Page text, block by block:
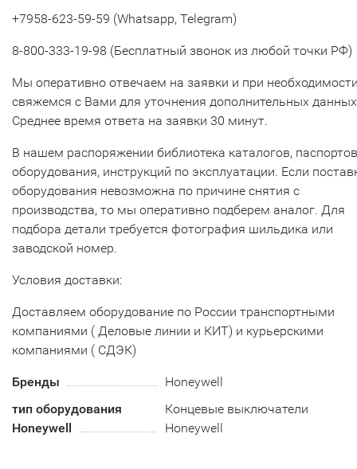
+7958-623-59-59 (Whatsapp, Telegram)
8-800-333-19-98 (Бесплатный звонок из любой точки РФ)
Мы оперативно отвечаем на заявки и при
свяжемся с Вами для уточнения дополнительных
Среднее время ответа на заявки 30 минут.
В нашем распоряжении библиотека каталогов, паспортов
оборудования, инструкций по эксплуатации. Если
оборудования невозможна по причине снятия с
производства, то мы оперативно подберем аналог. Для
подбора детали требуется фотография шильдика или
заводской номер.
Условия доставки:
Доставляем оборудование по России транспортными
компаниями ( Деловые линии и КИТ) и курьерскими
компаниями ( СДЭК)
Бренды
Honeywell
тип оборудования
Honeywell
Концевые выключатели
Honeywell